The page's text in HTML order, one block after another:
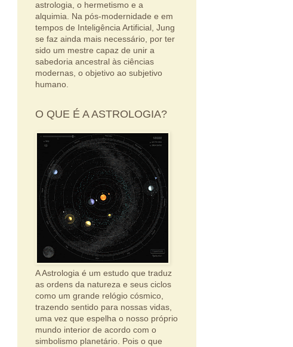
astrologia, o hermetismo e a
alquimia. Na pós-modernidade e em
tempos de Inteligência Artificial, Jung
se faz ainda mais necessário, por ter
sido um mestre capaz de unir a
sabedoria ancestral às ciências
modernas, o objetivo ao subjetivo
humano.
O QUE É A ASTROLOGIA?
A Astrologia é um estudo que traduz
as ordens da natureza e seus ciclos
como um grande relógio cósmico,
trazendo sentido para nossas vidas,
uma vez que espelha o nosso próprio
mundo interior de acordo com o
simbolismo planetário. Pois o que